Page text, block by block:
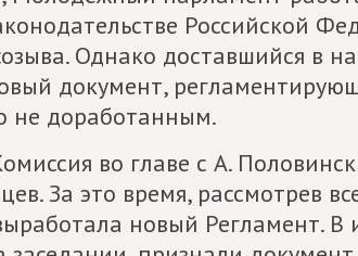
Российской
Однако доставшийся в
документ,
не доработанным.
во главе с А.
За это время, рассмотрев
новый Регламент. В